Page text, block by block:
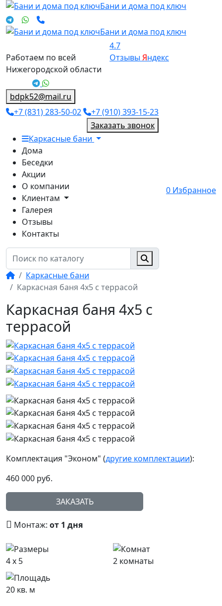
Бани и дома под ключ
Бани и дома под ключ
Работаем по всей
Нижегородской области
4.7
Отзывы Яндекс
bdpk52@mail.ru
+7 (831) 283-50-02
+7 (910) 393-15-23
Заказать звонок
Каркасные бани
Дома
Беседки
Акции
О компании
Клиентам
Галерея
Отзывы
Контакты
0 Избранное
Каркасные бани
Каркасная баня 4х5 с террасой
Каркасная баня 4х5 с
террасой
Комплектация "Эконом" (другие комплектации):
460 000 руб.
ЗАКАЗАТЬ
Монтаж: от 1 дня
4 x 5 2 комнаты
20 кв. м